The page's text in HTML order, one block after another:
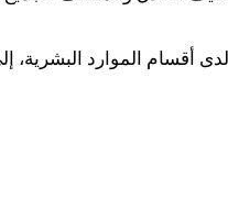
لدى أقسام الموارد